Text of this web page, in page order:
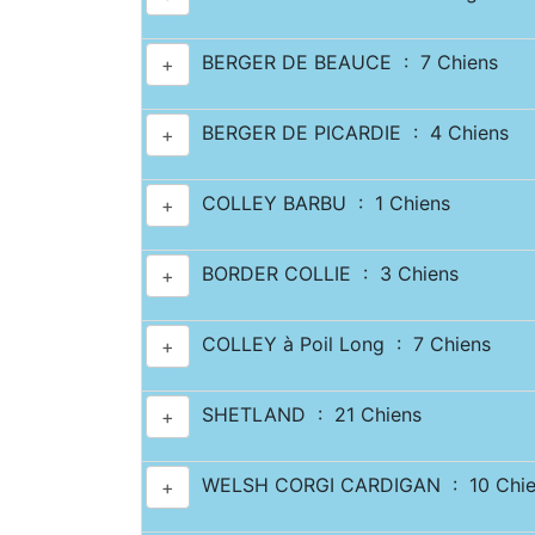
+ BERGER DE BEAUCE : 7 Chiens
+ BERGER DE PICARDIE : 4 Chiens
+ COLLEY BARBU : 1 Chiens
+ BORDER COLLIE : 3 Chiens
+ COLLEY à Poil Long : 7 Chiens
+ SHETLAND : 21 Chiens
+ WELSH CORGI CARDIGAN : 10